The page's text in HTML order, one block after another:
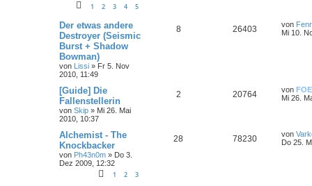
1 2 3 4 5
Der etwas andere
Destroyer (Seismic
Burst + Shadow
Bowman)
von Lissi » Fr 5. Nov
2010, 11:49
8 26403 von
Mi 10.
[Guide] Die
Fallenstellerin
von Skip » Mi 26. Mai
2010, 10:37
2 20764 von FOE
Mi 26.
Alchemist - The
Knockbacker
von Ph43n0m » Do 3.
Dez 2009, 12:32
1 2 3
28 78230 von
Do 25.